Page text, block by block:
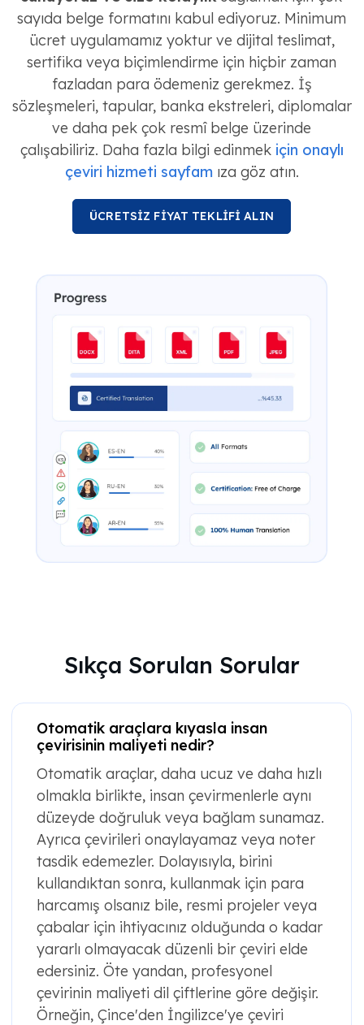
sayıda belge formatını kabul ediyoruz. Minimum
ücret uygulamamız yoktur ve dijital teslimat,
sertifika veya biçimlendirme için hiçbir zaman
fazladan para ödemeniz gerekmez. İş
sözleşmeleri, tapular, banka ekstreleri, diplomalar
ve daha pek çok resmî belge üzerinde
çalışabiliriz. Daha fazla bilgi edinmek için onaylı
çeviri hizmeti sayfamıza göz atın.
ÜCRETSİZ FİYAT TEKLİFİ ALIN
Sıkça Sorulan Sorular
Otomatik araçlara kıyasla insan
çevirisinin maliyeti nedir?
Otomatik araçlar, daha ucuz ve daha hızlı
olmakla birlikte, insan çevirmenlerle aynı
düzeyde doğruluk veya bağlam sunamaz.
Ayrıca çevirileri onaylayamaz veya noter
tasdik edemezler. Dolayısıyla, birini
kullandıktan sonra, kullanmak için para
harcamış olsanız bile, resmi projeler veya
çabalar için ihtiyacınız olduğunda o kadar
yararlı olmayacak düzenli bir çeviri elde
edersiniz. Öte yandan, profesyonel
çevirinin maliyeti dil çiftlerine göre değişir.
Örneğin, Çince'den İngilizce'ye çeviri